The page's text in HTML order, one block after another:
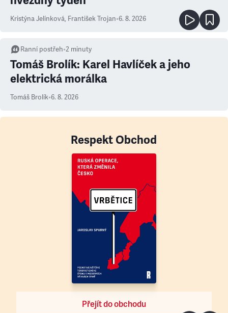
Kristýna Jelínková, František Trojan•6. 8. 2026
Ranní postřeh•2 minuty
Tomáš Brolík: Karel Havlíček a jeho
elektrická morálka
Tomáš Brolík•6. 8. 2026
Respekt Obchod
Přejít do obchodu